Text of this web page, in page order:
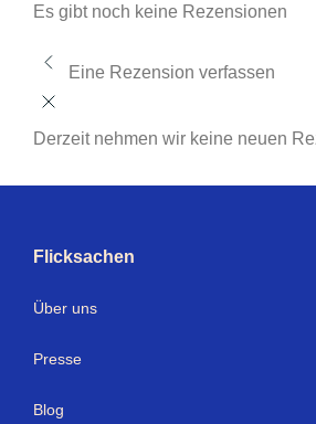
Es gibt noch keine Rezensionen
Eine Rezension verfassen
Derzeit nehmen wir keine neuen
Flicksachen
Über uns
Presse
Blog